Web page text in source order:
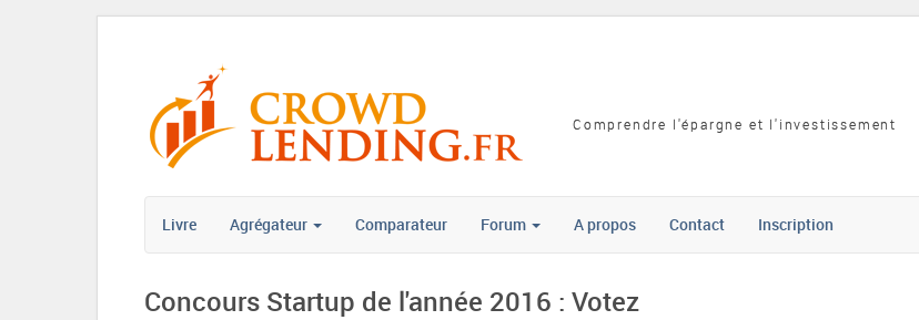
Comprendre l'épargne et l'investissement
Livre Agrégateur Comparateur Forum A propos Contact Inscription
Concours Startup de l'année 2016 : Votez